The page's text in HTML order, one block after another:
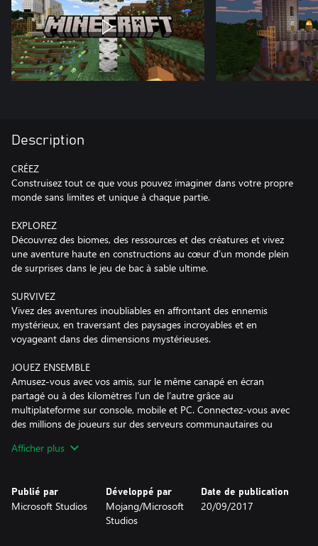
Description
CRÉEZ
Construisez tout ce que vous pouvez imaginer dans votre propre
monde sans limites et unique à chaque partie.
EXPLOREZ
Découvrez des biomes, des ressources et des créatures et vivez
une aventure haute en constructions au cœur d’un monde plein
de surprises dans le jeu de bac à sable ultime.
SURVIVEZ
Vivez des aventures inoubliables en affrontant des ennemis
mystérieux, en traversant des paysages incroyables et en
voyageant dans des dimensions mystérieuses.
JOUEZ ENSEMBLE
Amusez-vous avec vos amis, sur le même canapé en écran
partagé ou à des kilomètres l’un de l’autre grâce au
multiplateforme sur console, mobile et PC. Connectez-vous avec
des millions de joueurs sur des serveurs communautaires ou
votre propre serveur privé.
Graphismes éclatants est la plus grande amélioration visuelle
officielle de Minecraft, avec une mise à niveau cosmétique
éblouissante avec un nouveau système graphique moderne et
Afficher plus
Publié par
Microsoft Studios
Développé par
Mojang/Microsoft
Studios
Date de publication
20/09/2017